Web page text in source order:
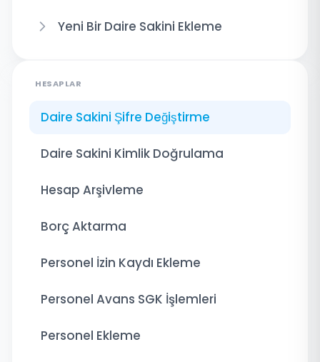
Yeni Bir Daire Sakini Ekleme
HESAPLAR
Daire Sakini Şifre Değiştirme
Daire Sakini Kimlik Doğrulama
Hesap Arşivleme
Borç Aktarma
Personel İzin Kaydı Ekleme
Personel Avans SGK İşlemleri
Personel Ekleme